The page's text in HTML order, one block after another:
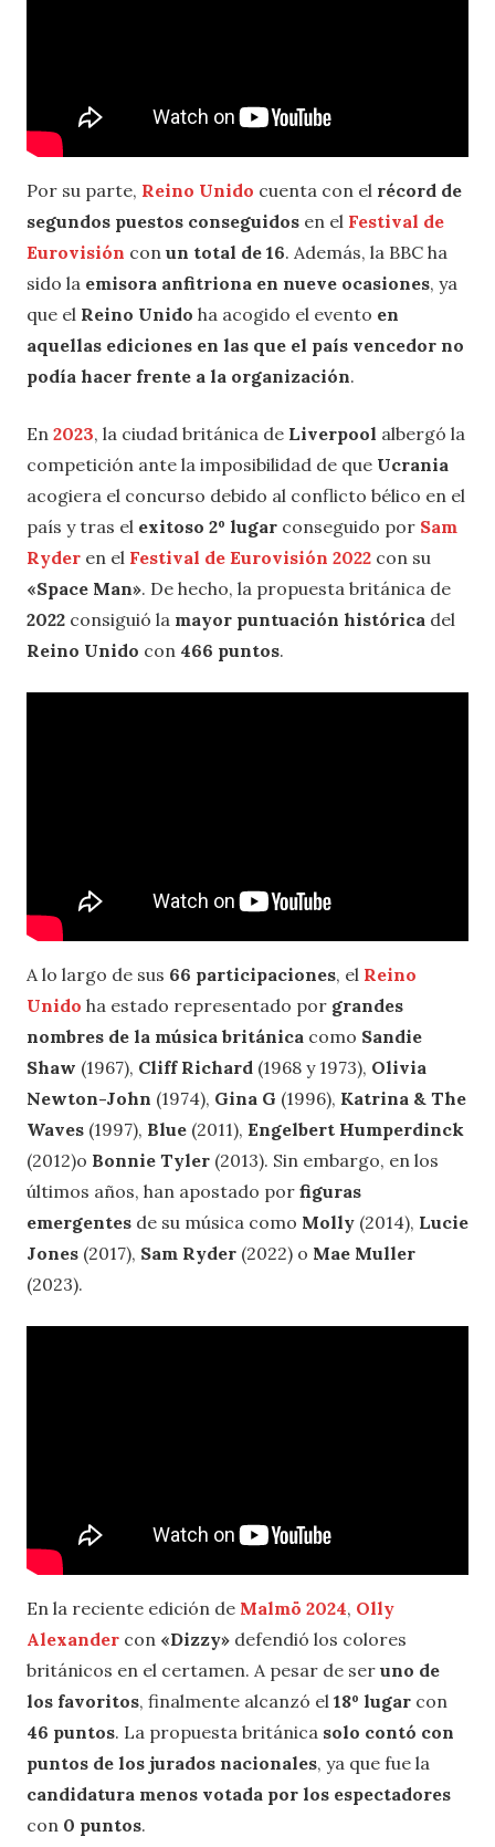
Por su parte, Reino Unido cuenta con el récord de
segundos puestos conseguidos en el Festival de
Eurovisión con un total de 16. Además, la BBC ha
sido la emisora anfitriona en nueve ocasiones, ya
que el Reino Unido ha acogido el evento en
aquellas ediciones en las que el país vencedor no
podía hacer frente a la organización.
En 2023, la ciudad británica de Liverpool albergó la
competición ante la imposibilidad de que Ucrania
acogiera el concurso debido al conflicto bélico en el
país y tras el exitoso 2º lugar conseguido por Sam
Ryder en el Festival de Eurovisión 2022 con su
«Space Man». De hecho, la propuesta británica de
2022 consiguió la mayor puntuación histórica del
Reino Unido con 466 puntos.
A lo largo de sus 66 participaciones, el Reino
Unido ha estado representado por grandes
nombres de la música británica como Sandie
Shaw (1967), Cliff Richard (1968 y 1973), Olivia
Newton-John (1974), Gina G (1996), Katrina & The
Waves (1997), Blue (2011), Engelbert Humperdinck
(2012)o Bonnie Tyler (2013). Sin embargo, en los
últimos años, han apostado por figuras
emergentes de su música como Molly (2014), Lucie
Jones (2017), Sam Ryder (2022) o Mae Muller
(2023).
En la reciente edición de Malmö 2024, Olly
Alexander con «Dizzy» defendió los colores
británicos en el certamen. A pesar de ser uno de
los favoritos, finalmente alcanzó el 18º lugar con
46 puntos. La propuesta británica solo contó con
puntos de los jurados nacionales, ya que fue la
candidatura menos votada por los espectadores
con 0 puntos.